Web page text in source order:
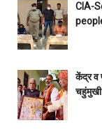
CIA-
केंद्र व
चहुंमुखी